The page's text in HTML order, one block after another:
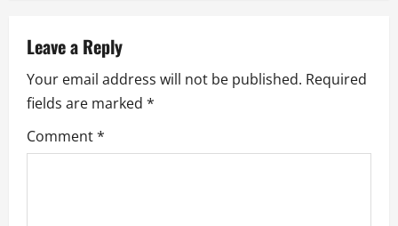
a
v
i
g
Leave a Reply
Your email address will not be published. Required
fields are marked *
Comment*